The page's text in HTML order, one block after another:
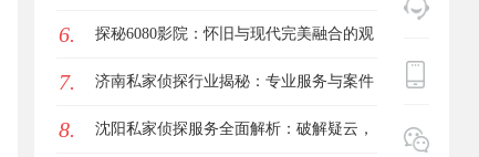
的变革与机遇
6. 探秘6080影院：怀旧与现代完美融合的观
影圣地
7. 济南私家侦探行业揭秘：专业服务与案件
解析全方位指南
8. 沈阳私家侦探服务全面解析：破解疑云，